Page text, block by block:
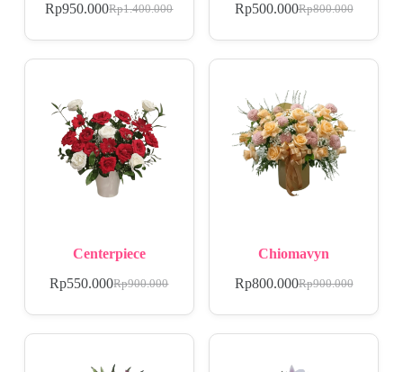
Rp1.400.000
Rp950.000 Rp800.000
Rp500.000
Centerpiece
Rp900.000
Rp550.000
Chiomavyn
Rp900.000
Rp800.000